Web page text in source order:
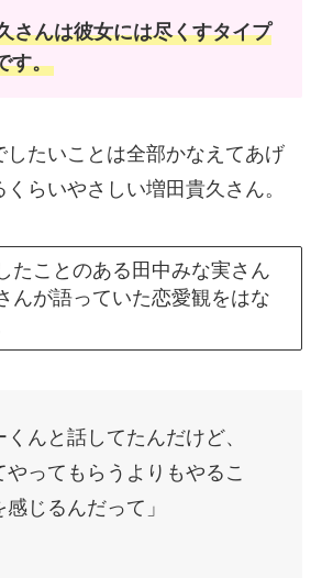
さんは彼女には尽くすタイプ
す。
したいことは全部かなえてあげ
らいやさしい増田貴久さん。
たことのある田中みな実さん
んが語っていた恋愛観をはな
くんと話してたんだけど、
やってもらうよりもやるこ
じるんだって」